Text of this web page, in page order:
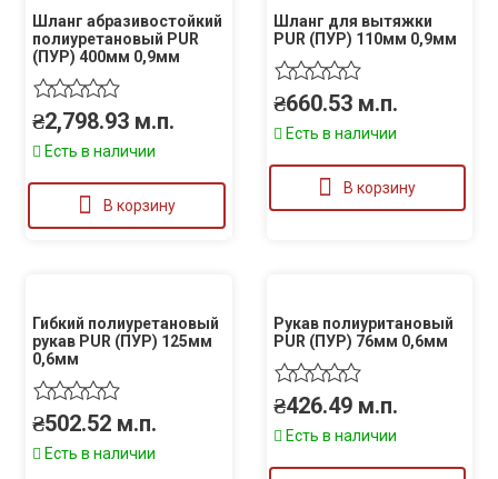
Шланг абразивостойкий
полиуретановый PUR
(ПУР) 400мм 0,9мм
₴2,798.93 м.п.
Есть в наличии
В корзину
Шланг для вытяжки
PUR (ПУР) 110мм 0,9мм
₴660.53 м.п.
Есть в наличии
В корзину
Гибкий полиуретановый
рукав PUR (ПУР) 125мм
0,6мм
₴502.52 м.п.
Есть в наличии
Рукав полиуритановый
PUR (ПУР) 76мм 0,6мм
₴426.49 м.п.
Есть в наличии